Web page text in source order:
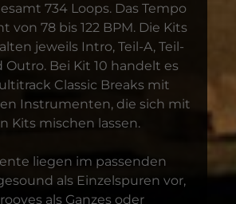
734 Loops. Das Tempo
von 78 bis 122 BPM. Die Kits
jeweils Intro, Teil-A, Teil-
Outro. Bei Kit 10 handelt es
Classic Breaks mit
Instrumenten, die sich mit
Kits mischen lassen.
liegen im passenden
als Einzelspuren vor,
als Ganzes oder